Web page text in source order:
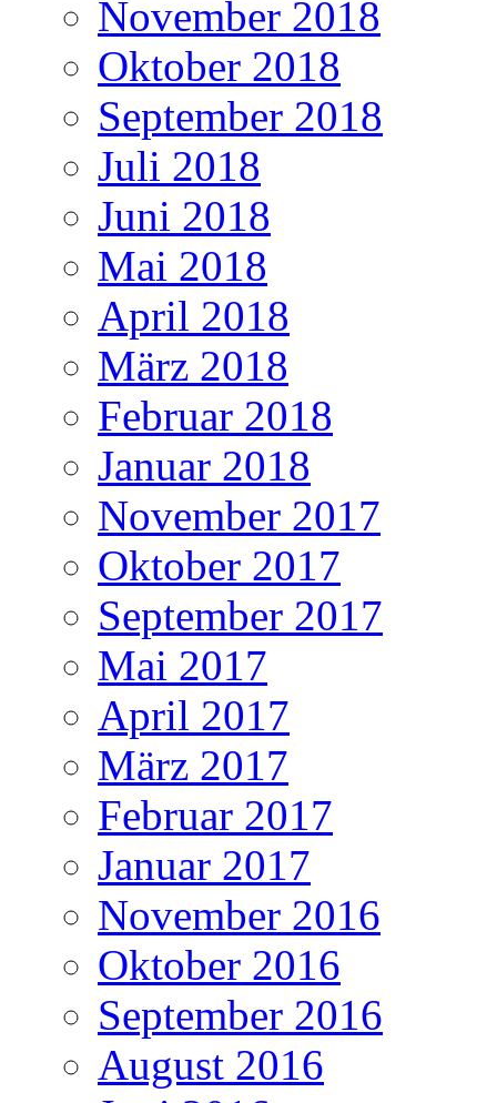
November 2018
Oktober 2018
September 2018
Juli 2018
Juni 2018
Mai 2018
April 2018
März 2018
Februar 2018
Januar 2018
November 2017
Oktober 2017
September 2017
Mai 2017
April 2017
März 2017
Februar 2017
Januar 2017
November 2016
Oktober 2016
September 2016
August 2016